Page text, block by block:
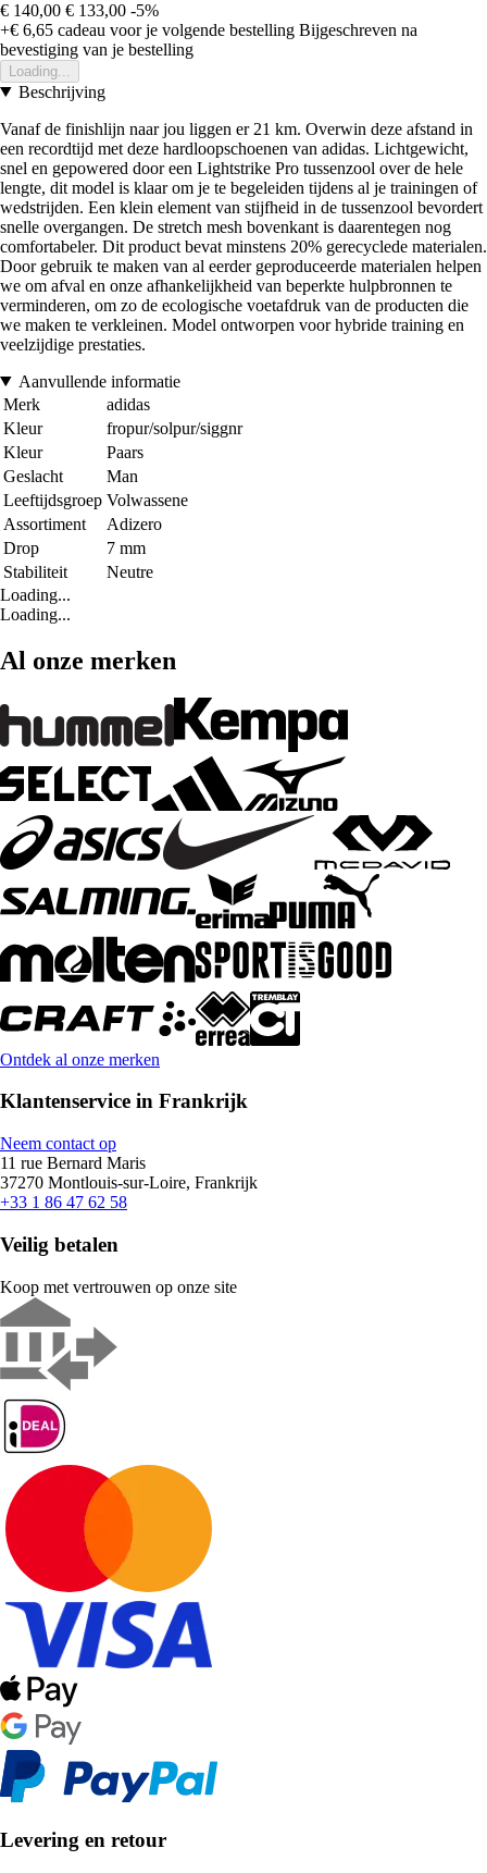
€ 140,00 € 133,00 -5%
+€ 6,65 cadeau voor je volgende bestelling Bijgeschreven na
bevestiging van je bestelling
Loading...
Beschrijving
Vanaf de finishlijn naar jou liggen er 21 km. Overwin deze afstand in
een recordtijd met deze hardloopschoenen van adidas. Lichtgewicht,
snel en gepowered door een Lightstrike Pro tussenzool over de hele
lengte, dit model is klaar om je te begeleiden tijdens al je trainingen of
wedstrijden. Een klein element van stijfheid in de tussenzool bevordert
snelle overgangen. De stretch mesh bovenkant is daarentegen nog
comfortabeler. Dit product bevat minstens 20% gerecyclede materialen.
Door gebruik te maken van al eerder geproduceerde materialen helpen
we om afval en onze afhankelijkheid van beperkte hulpbronnen te
verminderen, om zo de ecologische voetafdruk van de producten die
we maken te verkleinen. Model ontworpen voor hybride training en
veelzijdige prestaties.
Aanvullende informatie
Merk
adidas
Kleur
fropur/solpur/siggnr
Kleur
Paars
Geslacht
Man
Leeftijdsgroep Volwassene
Assortiment
Adizero
Drop
7 mm
Stabiliteit
Neutre
Loading...
Loading...
Al onze merken
Ontdek al onze merken
Klantenservice in Frankrijk
Neem contact op
11 rue Bernard Maris
37270 Montlouis-sur-Loire, Frankrijk
+33 1 86 47 62 58
Veilig betalen
Koop met vertrouwen op onze site
Levering en retour